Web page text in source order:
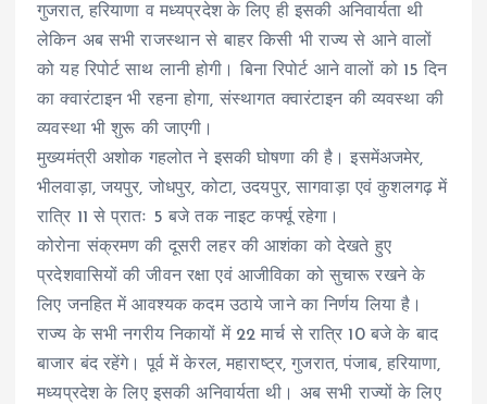
गुजरात, हरियाणा व मध्यप्रदेश के लिए ही इसकी अनिवार्यता थी
लेकिन अब सभी राजस्थान से बाहर किसी भी राज्य से आने वालों
को यह रिपोर्ट साथ लानी होगी। बिना रिपोर्ट आने वालों को 15 दिन
का क्वारंटाइन भी रहना होगा, संस्थागत क्वारंटाइन की व्यवस्था की
व्यवस्था भी शुरू की जाएगी।
मुख्यमंत्री अशोक गहलोत ने इसकी घोषणा की है। इसमेंअजमेर,
भीलवाड़ा, जयपुर, जोधपुर, कोटा, उदयपुर, सागवाड़ा एवं कुशलगढ़ में
रात्रि 11 से प्रातः 5 बजे तक नाइट कर्फ्यू रहेगा।
कोरोना संक्रमण की दूसरी लहर की आशंका को देखते हुए
प्रदेशवासियों की जीवन रक्षा एवं आजीविका को सुचारू रखने के
लिए जनहित में आवश्यक कदम उठाये जाने का निर्णय लिया है।
राज्य के सभी नगरीय निकायों में 22 मार्च से रात्रि 10 बजे के बाद
बाजार बंद रहेंगे। पूर्व में केरल, महाराष्ट्र, गुजरात, पंजाब, हरियाणा,
मध्यप्रदेश के लिए इसकी अनिवार्यता थी। अब सभी राज्यों के लिए